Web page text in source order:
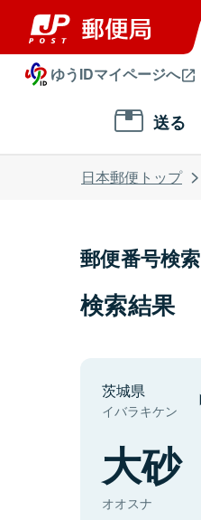
ゆうIDマイページへ
送る
日本郵便トップ
郵便番号検索
検索結果
茨城県
イバラキケン
大砂
オオスナ